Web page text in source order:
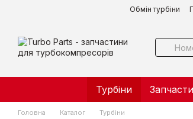
Перейти до основного контентуОбмін турбіни
Турбіни
Головна Каталог Турбіни